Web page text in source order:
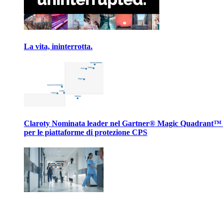
La vita, ininterrotta.
Claroty Nominata leader nel Gartner® Magic Quadrant™
per le piattaforme di protezione CPS